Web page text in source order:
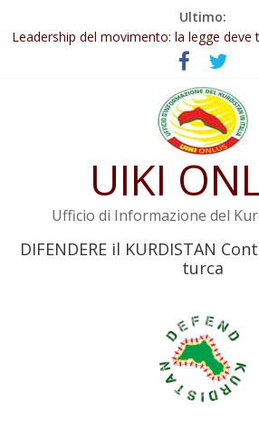
Ultimo:
Abdullah Öcalan: Le legge negativa deve
legge positiva
Leadership del movimento: la legge deve
Commissione donne del KNK: Şengal è
Non tenere conto della situazione di
Il KNK chiede un’azione internazionale
UIKI
Ufficio di Informazione del
DIFENDERE il KURDISTAN
turca